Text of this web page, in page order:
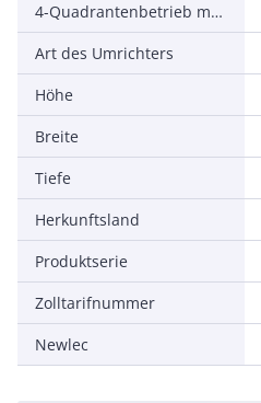
4-Quadrantenbetrieb möglich
Art des Umrichters
Höhe
Breite
Tiefe
Herkunftsland
Produktserie
Zolltarifnummer
Newlec